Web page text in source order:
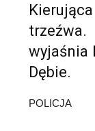
wyjaśnia
Dębie.
POLICJA